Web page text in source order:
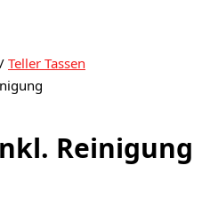
/ Teller Tassen
Reinigung